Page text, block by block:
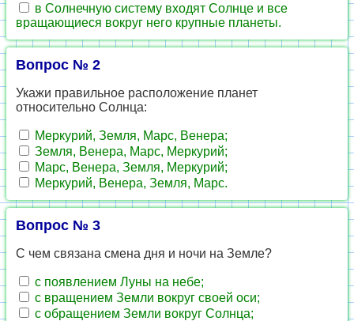
в Солнечную систему входят Солнце и все
вращающиеся вокруг него крупные планеты.
Вопрос № 2
Укажи правильное расположение планет
относительно Солнца:
Меркурий, Земля, Марс, Венера;
Земля, Венера, Марс, Меркурий;
Марс, Венера, Земля, Меркурий;
Меркурий, Венера, Земля, Марс.
Вопрос № 3
С чем связана смена дня и ночи на Земле?
с появлением Луны на небе;
с вращением Земли вокруг своей оси;
с обращением Земли вокруг Солнца;